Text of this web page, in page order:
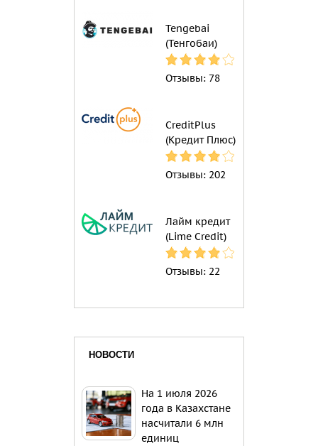
Tengebai
(Тенгобаи)
Отзывы: 78
CreditPlus
(Кредит Плюс)
Отзывы: 202
Лайм кредит
(Lime Credit)
Отзывы: 22
НОВОСТИ
На 1 июля 2026
года в Казахстане
насчитали 6 млн
единиц